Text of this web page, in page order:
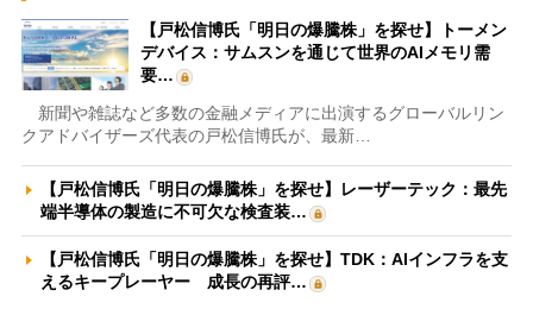
【戸松信博氏「明日の爆騰株」を探せ】トーメン
デバイス：サムスンを通じて世界のAIメモリ需
要…
新聞や雑誌など多数の金融メディアに出演するグローバルリン
クアドバイザーズ代表の戸松信博氏が、最新…
【戸松信博氏「明日の爆騰株」を探せ】レーザーテック：最先
端半導体の製造に不可欠な検査装…
【戸松信博氏「明日の爆騰株」を探せ】TDK：AIインフラを支
えるキープレーヤー 成長の再評…